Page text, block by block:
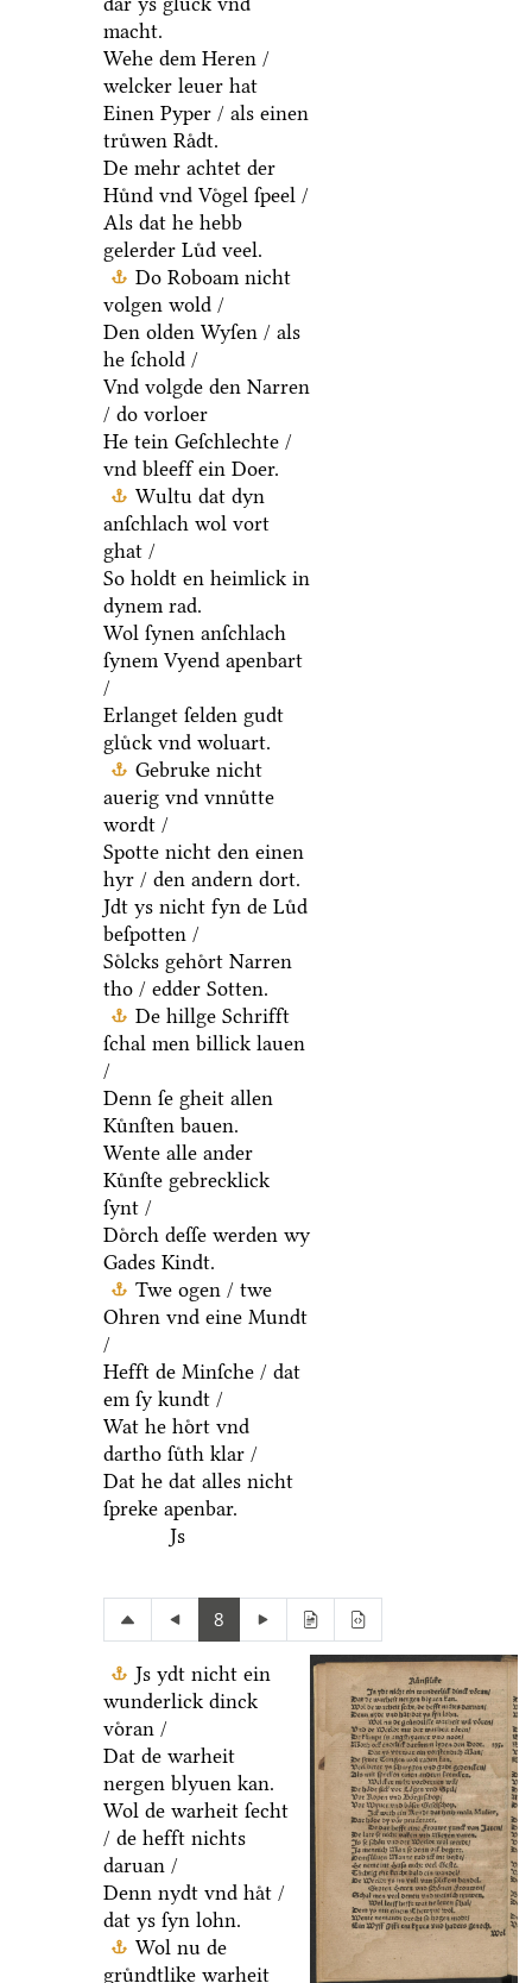
macht.
Wehe dem Heren /
welcker leuer hat
Einen Pyper / als einen
truͤwen Raͤdt.
De mehr achtet der
Huͤnd vnd Voͤgel ſpeel /
Als dat he hebb
gelerder Luͤd veel.
Do Roboam nicht
volgen wold /
Den olden Wyſen / als
he ſchold /
Vnd volgde den Narren
/ do vorloer
He tein Geſchlechte /
vnd bleeff ein Doer.
Wultu dat dyn
anſchlach wol vort
ghat /
So holdt en heimlick in
dynem rad.
Wol ſynen anſchlach
ſynem Vyend apenbart
/
Erlanget ſelden gudt
gluͤck vnd woluart.
Gebruke nicht
auerig vnd vnnuͤtte
wordt /
Spotte nicht den einen
hyr / den andern dort.
Jdt ys nicht fyn de Luͤd
beſpotten /
Soͤlcks gehoͤrt Narren
tho / edder Sotten.
De hillge Schrifft
ſchal men billick lauen
/
Denn ſe gheit allen
Kuͤnſten bauen.
Wente alle ander
Kuͤnſte gebrecklick
ſynt /
Doͤrch deſſe werden wy
Gades Kindt.
Twe ogen / twe
Ohren vnd eine Mundt
/
Hefft de Minſche / dat
em ſy kundt /
Wat he hoͤrt vnd
dartho ſuͤth klar /
Dat he dat alles nicht
ſpreke apenbar.
Js
8
Js ydt nicht ein
wunderlick dinck
voͤran /
Dat de warheit
nergen blyuen kan.
Wol de warheit ſecht
/ de hefft nichts
daruan /
Denn nydt vnd haͤt /
dat ys ſyn lohn.
Wol nu de
gruͤndtlike warheit